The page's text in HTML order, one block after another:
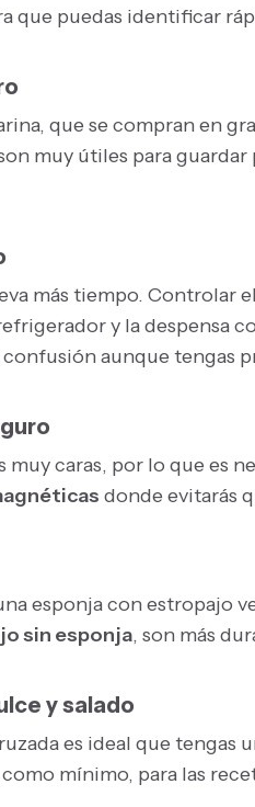
que puedas identificar
que se compran en
muy útiles para guardar
más tiempo. Controlar
y la despensa
aunque tengas
caras, por lo que es
donde evitarás
esponja con estropajo
sin esponja, son más
y salado
es ideal que tengas
mínimo, para las